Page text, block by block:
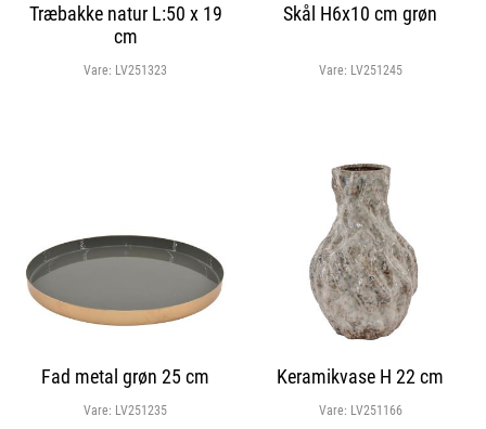
Træbakke natur L:50 x 19
cm
Vare: LV251323
Skål H6x10 cm grøn
Vare: LV251245
Fad metal grøn 25 cm
Vare: LV251235
Keramikvase H 22 cm
Vare: LV251166